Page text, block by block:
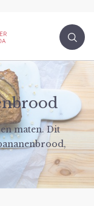
maten. Dit